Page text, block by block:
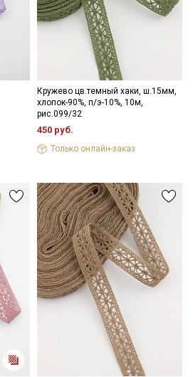
Кружево цв.темный хаки, ш.15мм,
хлопок-90%, п/э-10%, 10м,
рис.099/32
450 руб.
Только онлайн-заказ
от Купава
здесь дополнительные
до 30% на узкие
тканей
Подписаться
обработки персональных
на обработку персональных
рекламных и